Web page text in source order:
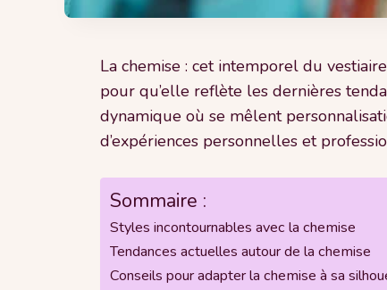
La chemise : cet intemporel du
pour qu’elle reflète les dernières
dynamique où se mêlent
d’expériences personnelles et
Sommaire :
Styles incontournables avec la chemise
Tendances actuelles autour de la chemise
Conseils pour adapter la chemise à sa